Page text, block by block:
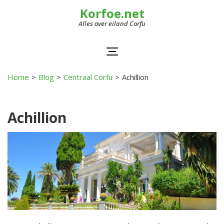
Korfoe.net
Alles over eiland Corfu
Home > Blog > Centraal Corfu > Achillion
Achillion